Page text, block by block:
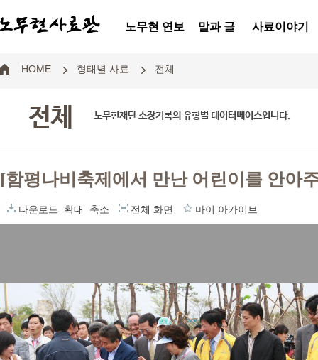
노무현 연보 말과 글 사료이야기
HOME 형태별 사료 전체
전체 노무현재단 소장기록의 유형별 데이터베이스입니다.
[함평나비축제에서 만난 어린이를 안아
다운로드 확대 축소 전체 화면 마이 아카이브